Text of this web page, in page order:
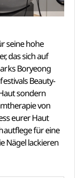
seine hohe
das sich auf
Boryeong
Beauty-
sondern
von
eurer Haut
für eine
Nägel lackieren